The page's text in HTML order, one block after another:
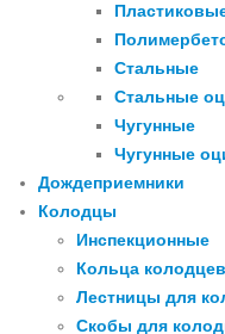
Стальные
Стальные
Чугунные
Чугунные
Дождеприемники
Колодцы
Инспекционные
Кольца
Лестницы для
Скобы для